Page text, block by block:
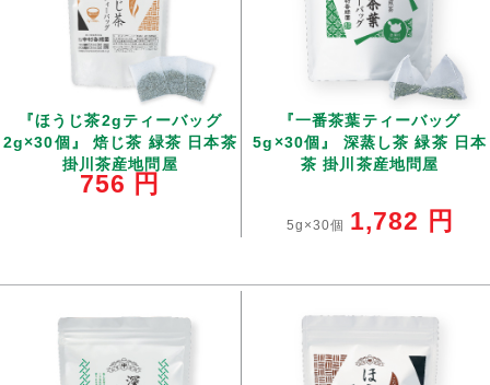
『ほうじ茶2gティーバッグ
2g×30個』 焙じ茶 緑茶 日本茶
掛川茶産地問屋
756 円
『一番茶葉ティーバッグ
5g×30個』 深蒸し茶 緑茶 日本
茶 掛川茶産地問屋
5g×30個 1,782 円